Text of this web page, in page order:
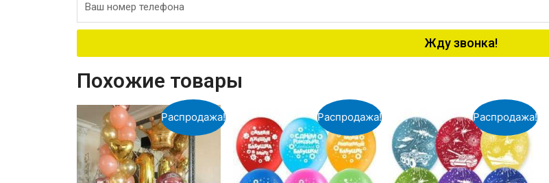
Жду звонка!
Похожие товары
Распродажа! Распродажа! Распродажа!